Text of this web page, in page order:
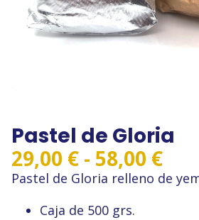
Pastel de Gloria
29,00 € - 58,00 €
de
Pastel de Gloria relleno de
Caja de 500 grs.